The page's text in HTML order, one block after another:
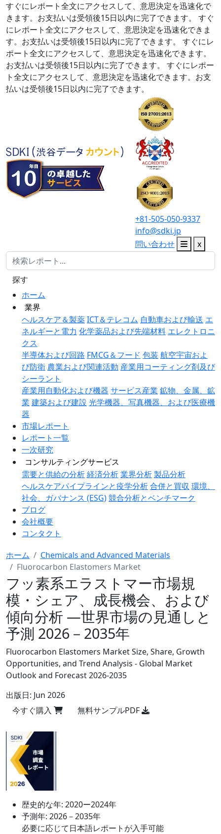
すぐにレポート全文にアクセスして、意思決定を迅速化で
きます。お支払いは受領後15日以内に完了できます。
すぐ
にレポート全文にアクセスして、意思決定を迅速化できま
す。お支払いは受領後15日以内に完了できます。
すぐにレ
ポート全文にアクセスして、意思決定を迅速化できます。
お支払いは受領後15日以内に完了できます。
すぐにレポー
ト全文にアクセスして、意思決定を迅速化できます。お支
払いは受領後15日以内に完了できます。
+81-505-050-9337
info@sdki.jp
問い合わせ
x
ホーム
業界
ヘルスケア＆製薬ICT＆テレコム 自動車および輸送 エ
ネルギーと電力 化学薬品および先端材料 エレクトロニ
クス
半導体および回路 FMCG＆フード 包装 航空宇宙およ
び防衛 農業および関連活動 産業用コーティング剤及び
シーラント
産業用自動化および機器 サービス産業 鉱物、金属、鉱
業 建築および建設 光学機器、写真機器、および医療機
器
市場レポート
レポート一覧
一次研究
コンサルティングサービス
需要と供給の分析経済分析業界分析製品分析
ヘルスケアパイプラインと疫学分析合併と買収 環境、
社会、ガバナンス (ESG)競合分析とベンチマーク
ブログ
会社概要
コンタクト
探す
ホーム
Chemicals and Advanced Materials
Fluorocarbon Elastomers Market
フッ素系エラストマー市場規
模・シェア、成長機会、および
傾向分析 ―世界市場の見通しと
予測 2026－2035年
Fluorocarbon Elastomers Market Size, Share, Growth
Opportunities, and Trend Analysis - Global Market
Outlook and Forecast 2026-2035
出版日: Jun 2026
今すぐ購入
無料サンプルPDF
歴史的な年: 2020ー2024年
予測年: 2026－2035年
必要に応じて日本語レポートが入手可能